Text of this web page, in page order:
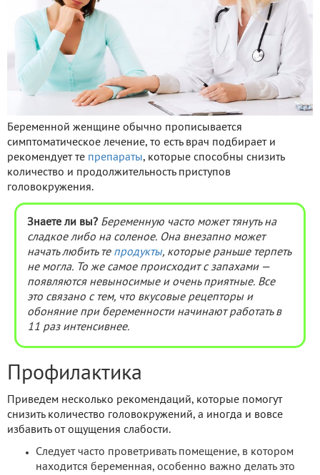
Беременной женщине обычно прописывается
симптоматическое лечение, то есть врач подбирает и
рекомендует те препараты, которые способны снизить
количество и продолжительность приступов
головокружения.
Знаете ли вы? Беременную часто может тянуть на
сладкое либо на соленое. Она внезапно может
начать любить те продукты, которые раньше терпеть
не могла. То же самое происходит с запахами —
появляются невыносимые и очень приятные. Все
это связано с тем, что вкусовые рецепторы и
обоняние при беременности начинают работать в
11 раз интенсивнее.
Профилактика
Приведем несколько рекомендаций, которые помогут
снизить количество головокружений, а иногда и вовсе
избавить от ощущения слабости.
Следует часто проветривать помещение, в котором
находится беременная, особенно важно делать это